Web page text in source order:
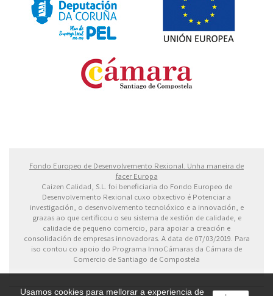
Usamos cookies para mellorar a experiencia de
Fondo Europeo de Desenvolvemento Rexional. Unha maneira de
facer Europa
Caizen Calidad, S.L. foi beneficiaria do Fondo Europeo de
Desenvolvemento Rexional cuxo obxectivo é Potenciar a
investigación, o desenvolvemento tecnolóxico e a innovación, e
grazas ao que certificou o seu sistema de xestión de calidade, e
calidade de pequeno comercio, para apoiar a creación e
consolidación de empresas innovadoras. A data de 07/03/2019. Para
iso contou co apoio do Programa InnoCámaras da Cámara de
Comercio de Santiago de Compostela